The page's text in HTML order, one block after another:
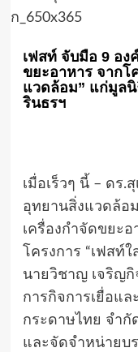
เฟสท์ จับมือ 9 อง
ขยะอาหาร จากโ
แวดล้อม” แก่มูล
รินธรฯ
เมื่อเร็วๆ นี้ – ดร.
อุทยานสิ่งแวดล้อ
เครื่องกำจัดขยะ
โครงการ “เฟสท์
นายวิชาญ เจริญ
การกิจการเยื่อแ
กระดาษไทย จำกั
และจัดจำหน่ายบ